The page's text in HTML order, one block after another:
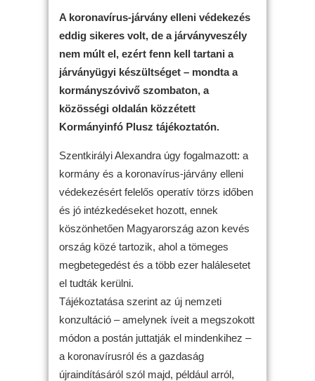
A koronavírus-járvány elleni védekezés
eddig sikeres volt, de a járványveszély
nem múlt el, ezért fenn kell tartani a
járványügyi készültséget – mondta a
kormányszóvivő szombaton, a
közösségi oldalán közzétett
Kormányinfó Plusz tájékoztatón.
Szentkirályi Alexandra úgy fogalmazott: a
kormány és a koronavírus-járvány elleni
védekezésért felelős operatív törzs időben
és jó intézkedéseket hozott, ennek
köszönhetően Magyarország azon kevés
ország közé tartozik, ahol a tömeges
megbetegedést és a több ezer halálesetet
el tudták kerülni.
Tájékoztatása szerint az új nemzeti
konzultáció – amelynek íveit a megszokott
módon a postán juttatják el mindenkihez –
a koronavírusról és a gazdaság
újraindításáról szól majd, például arról,